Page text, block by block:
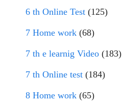
6 th Online Test (125)
7 Home work (68)
7 th e learnig Video (183)
7 th Online test (184)
8 Home work (65)